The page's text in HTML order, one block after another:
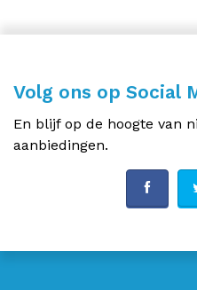
Volg ons op Social
En blijf op de hoogte van
aanbiedingen.